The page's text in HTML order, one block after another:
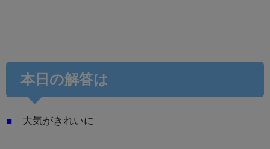
本日の解答は
■ 大気がきれいに